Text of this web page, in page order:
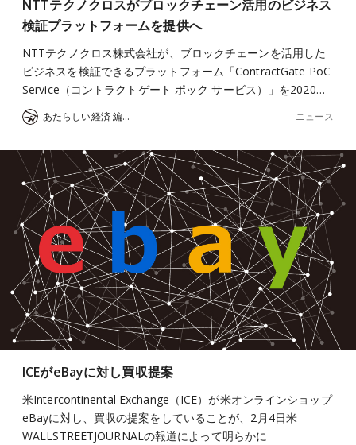
NTTテクノクロスがブロックチェーン活用のビジネス
検証プラットフォームを提供へ
NTTテクノクロス株式会社が、ブロックチェーンを活用した
ビジネスを検証できるプラットフォーム「ContractGate PoC
Service（コントラクトゲート ポック サービス）」を2020…
あたらしい経済 編集部 ニュース
ICEがeBayに対し買収提案
米Intercontinental Exchange（ICE）が米オンラインショップ
eBayに対し、買収の提案をしていることが、2月4日米
WALLSTREETJOURNALの報道によって明らかに